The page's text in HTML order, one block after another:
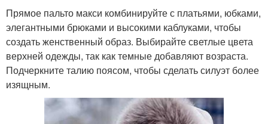
Прямое пальто макси комбинируйте с платьями, юбками,
элегантными брюками и высокими каблуками, чтобы
создать женственный образ. Выбирайте светлые цвета
верхней одежды, так как темные добавляют возраста.
Подчеркните талию поясом, чтобы сделать силуэт более
изящным.